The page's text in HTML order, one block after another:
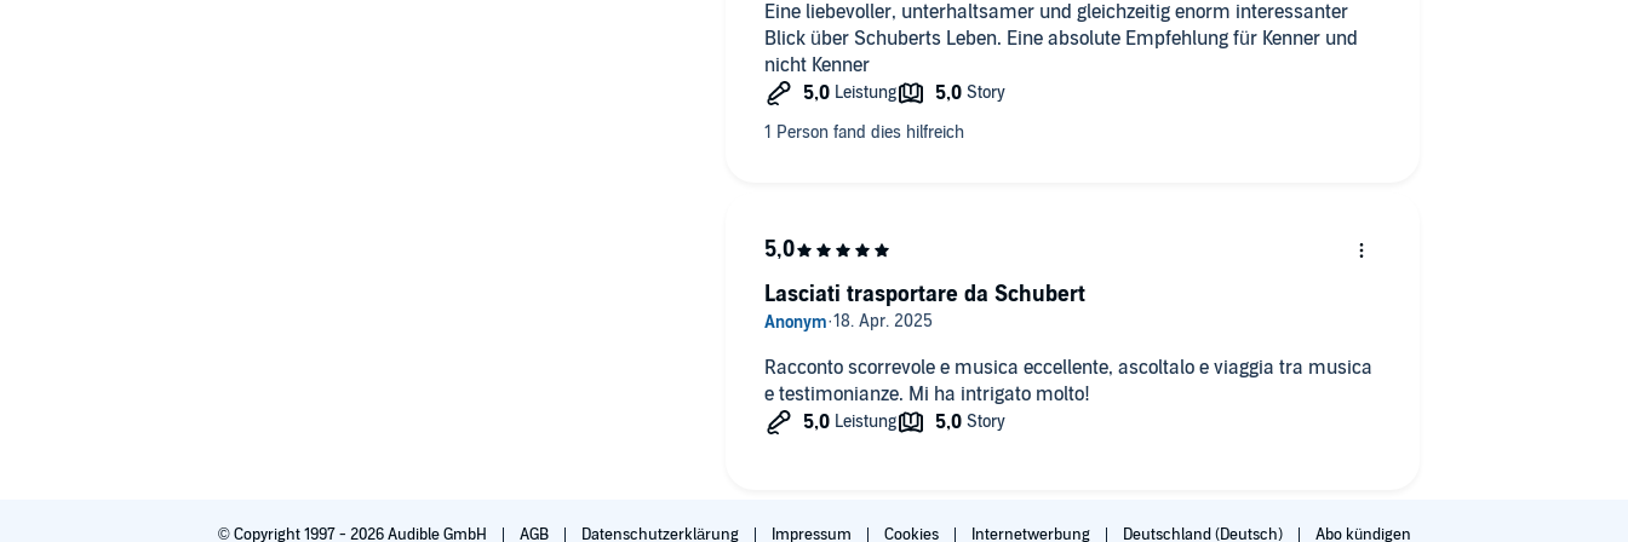
Eine liebevoller, unterhaltsamer und gleichzeitig enorm interessanter
Blick über Schuberts Leben. Eine absolute Empfehlung für Kenner und
nicht Kenner
Racconto scorrevole e musica eccellente, ascoltalo e viaggia tra musica
e testimonianze. Mi ha intrigato molto!
Lasciati trasportare da Schubert
© Copyright 1997 - 2026 Audible GmbH AGB Datenschutzerklärung Impressum Cookies Internetwerbung Deutschland (Deutsch) Abo kündigen